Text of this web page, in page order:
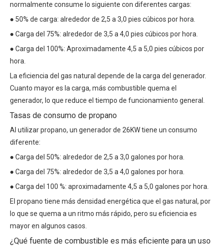
normalmente consume lo siguiente con diferentes cargas:
● 50% de carga: alrededor de 2,5 a 3,0 pies cúbicos por hora.
● Carga del 75%: alrededor de 3,5 a 4,0 pies cúbicos por hora.
● Carga del 100%: Aproximadamente 4,5 a 5,0 pies cúbicos por
hora.
La eficiencia del gas natural depende de la carga del generador.
Cuanto mayor es la carga, más combustible quema el
generador, lo que reduce el tiempo de funcionamiento general.
Tasas de consumo de propano
Al utilizar propano, un generador de 26KW tiene un consumo
diferente:
● Carga del 50%: alrededor de 2,5 a 3,0 galones por hora.
● Carga del 75%: alrededor de 3,5 a 4,0 galones por hora.
● Carga del 100 %: aproximadamente 4,5 a 5,0 galones por hora.
El propano tiene más densidad energética que el gas natural, por
lo que se quema a un ritmo más rápido, pero su eficiencia es
mayor en algunos casos.
¿Qué fuente de combustible es más eficiente para un uso